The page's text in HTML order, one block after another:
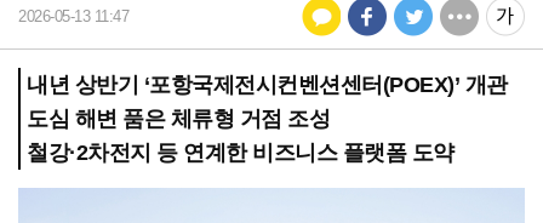
2026-05-13 11:47
내년 상반기 ‘포항국제전시컨벤션센터(POEX)’ 개관
도심 해변 품은 체류형 거점 조성
철강·2차전지 등 연계한 비즈니스 플랫폼 도약